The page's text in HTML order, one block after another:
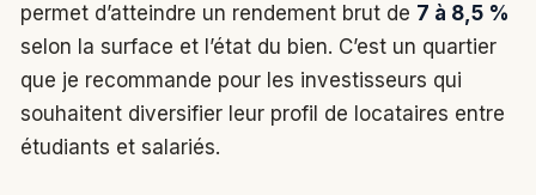
permet d’atteindre un rendement brut de 7 à 8,5 %
selon la surface et l’état du bien. C’est un quartier
que je recommande pour les investisseurs qui
souhaitent diversifier leur profil de locataires entre
étudiants et salariés.